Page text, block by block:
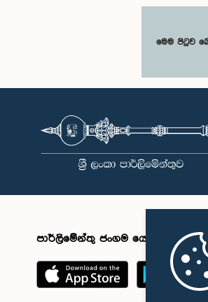
මෙම පිටුව
පාර්ලිමේන්තු ජංගම යෙදුම